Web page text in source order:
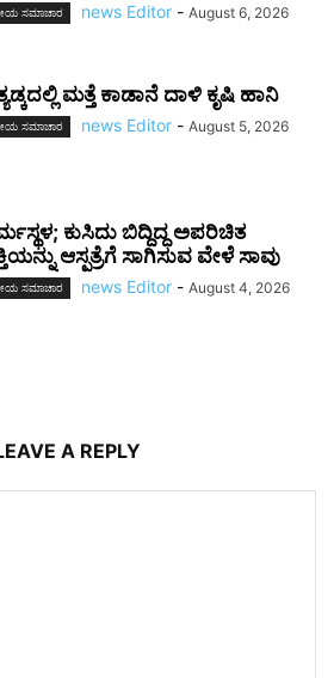
ಸಮಾಚಾರ news Editor - August 6, 2026
ಮತ್ತೆ ಕಾಡಾನೆ ದಾಳಿ ಕೃಷಿ ಹಾನಿ
ಸಮಾಚಾರ news Editor - August 5, 2026
ಕುಸಿದು ಬಿದ್ದಿದ್ದ ಅಪರಿಚಿತ
ಆಸ್ಪತ್ರೆಗೆ ಸಾಗಿಸುವ ವೇಳೆ ಸಾವು
ಸಮಾಚಾರ news Editor - August 4, 2026
A REPLY